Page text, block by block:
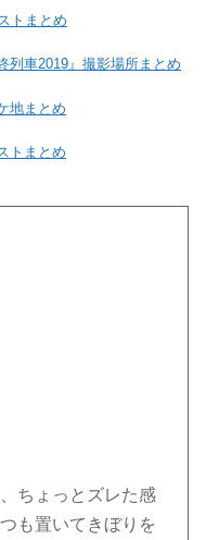
トまとめ
列車2019』撮影場所まとめ
地まとめ
トまとめ
ちょっとズレた感
も置いてきぼりを